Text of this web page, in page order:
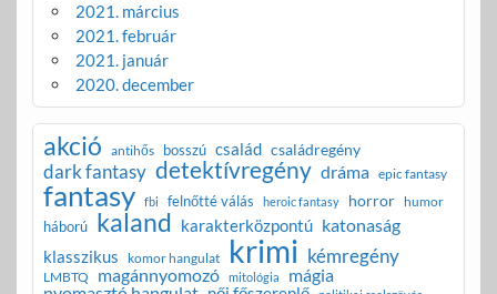
2021. március
2021. február
2021. január
2020. december
akció antihős bosszú család családregény
dark fantasy detektívregény dráma epic fantasy
fantasy fbi felnőtté válás heroic fantasy horror humor
háború kaland karakterközpontú katonaság
klasszikus komor hangulat krimi kémregény
LMBTQ magánnyomozó mitológia mágia